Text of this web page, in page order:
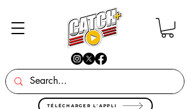
TÉLÉCHARGER L'APPLI